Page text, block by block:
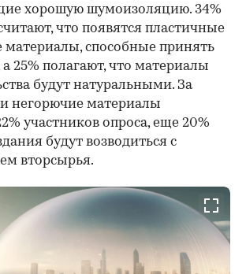
хорошую шумоизоляцию. 34%
что появятся пластичные
материалы, способные принять
25% полагают, что материалы
будут натуральными. За
негорючие материалы
участников опроса, еще 20%
будут возводиться с
вторсырья.